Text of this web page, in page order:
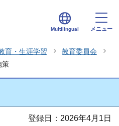
Multilingual メニュー
育・生涯学習
教育委員会
策
登録日：2026年4月1日